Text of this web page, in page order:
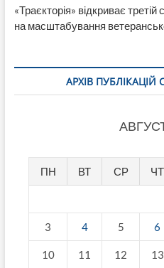
«Траєкторія» відкриває
на масштабування
АРХІВ ПУБЛІКАЦІЙ
ПН ВТ СР ЧТ
3 4 5 6
10 11 12 13